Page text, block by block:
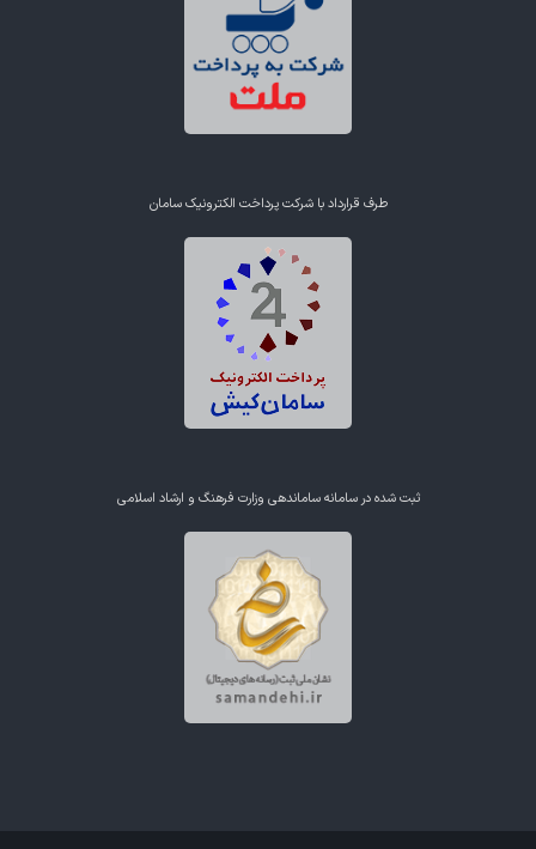
طرف قرارداد با شرکت پرداخت الکترونیک سامان
ثبت شده در سامانه ساماندهی وزارت فرهنگ و ارشاد اسلامی